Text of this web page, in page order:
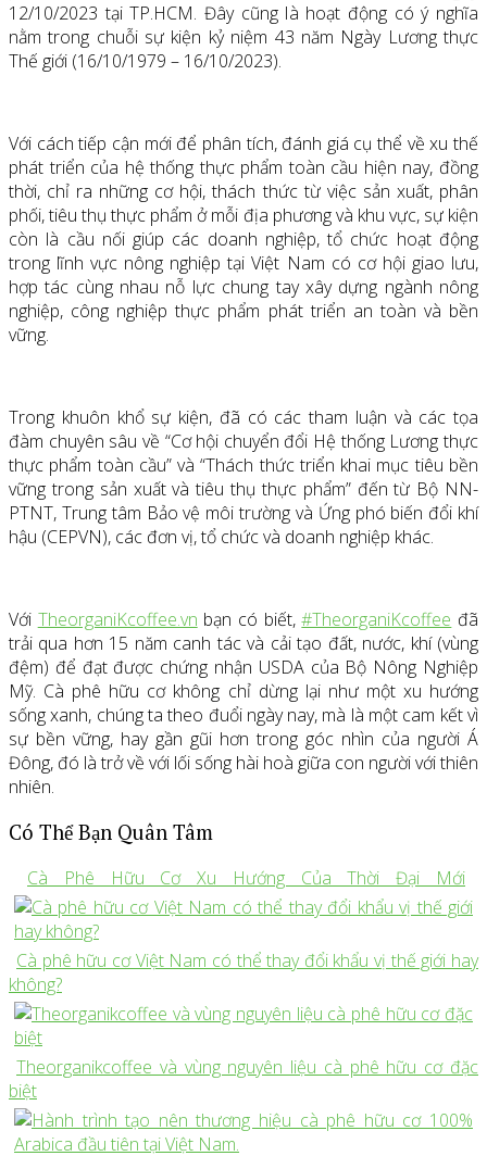
12/10/2023 tại TP.HCM. Đây cũng là hoạt động có ý nghĩa
nằm trong chuỗi sự kiện kỷ niệm 43 năm Ngày Lương thực
Thế giới (16/10/1979 – 16/10/2023).
Với cách tiếp cận mới để phân tích, đánh giá cụ thể về xu thế
phát triển của hệ thống thực phẩm toàn cầu hiện nay, đồng
thời, chỉ ra những cơ hội, thách thức từ việc sản xuất, phân
phối, tiêu thụ thực phẩm ở mỗi địa phương và khu vực, sự kiện
còn là cầu nối giúp các doanh nghiệp, tổ chức hoạt động
trong lĩnh vực nông nghiệp tại Việt Nam có cơ hội giao lưu,
hợp tác cùng nhau nỗ lực chung tay xây dựng ngành nông
nghiệp, công nghiệp thực phẩm phát triển an toàn và bền
vững.
Trong khuôn khổ sự kiện, đã có các tham luận và các tọa
đàm chuyên sâu về “Cơ hội chuyển đổi Hệ thống Lương thực
thực phẩm toàn cầu” và “Thách thức triển khai mục tiêu bền
vững trong sản xuất và tiêu thụ thực phẩm” đến từ Bộ NN-
PTNT, Trung tâm Bảo vệ môi trường và Ứng phó biến đổi khí
hậu (CEPVN), các đơn vị, tổ chức và doanh nghiệp khác.
Với TheorganiKcoffee.vn bạn có biết,#TheorganiKcoffee đã
trải qua hơn 15 năm canh tác và cải tạo đất, nước, khí (vùng
đệm) để đạt được chứng nhận USDA của Bộ Nông Nghiệp
Mỹ. Cà phê hữu cơ không chỉ dừng lại như một xu hướng
sống xanh, chúng ta theo đuổi ngày nay, mà là một cam kết vì
sự bền vững, hay gần gũi hơn trong góc nhìn của người Á
Đông, đó là trở về với lối sống hài hoà giữa con người với thiên
nhiên.
Có Thể Bạn Quân Tâm
Cà Phê Hữu Cơ Xu Hướng Của Thời Đại Mới
Cà phê hữu cơ Việt Nam có thể thay đổi khẩu vị thế giới hay
không?
Theorganikcoffee và vùng nguyên liệu cà phê hữu cơ đặc
biệt